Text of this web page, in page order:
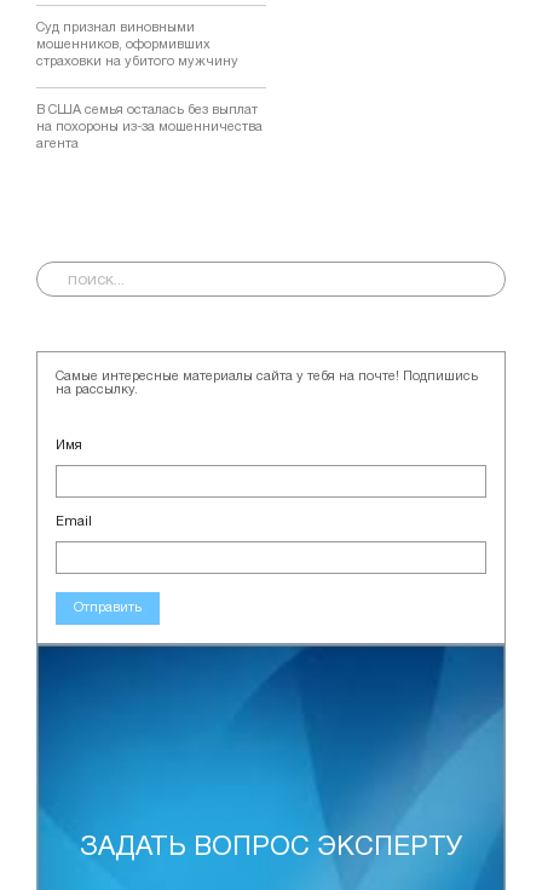
Суд признал виновными
мошенников, оформивших
страховки на убитого мужчину
В США семья осталась без выплат
на похороны из-за мошенничества
агента
Самые интересные материалы сайта у тебя на почте! Подпишись
на рассылку.
Имя
Email
Отправить
ЗАДАТЬ ВОПРОС ЭКСПЕРТУ